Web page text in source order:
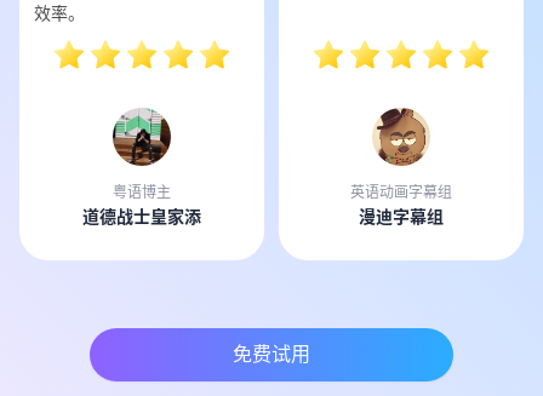
效率。
粤语博主
道德战士皇家添
英语动画字幕组
漫迪字幕组
免费试用